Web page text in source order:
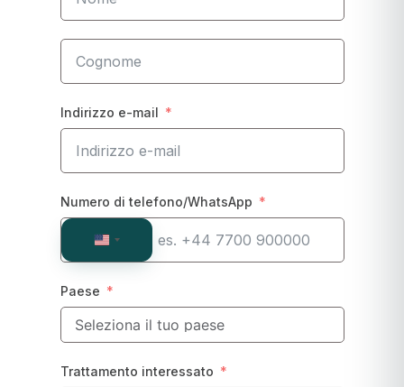
Indirizzo e-mail
Numero di telefono/WhatsApp
United
+1
Paese
Trattamento interessato